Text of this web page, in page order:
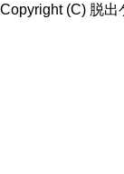
Copyright (C) 脱出